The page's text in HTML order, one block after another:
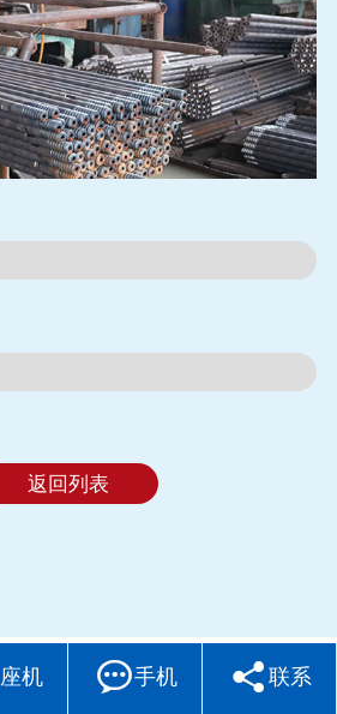
产品知识
在线留言
返回列表
座机 手机  联系